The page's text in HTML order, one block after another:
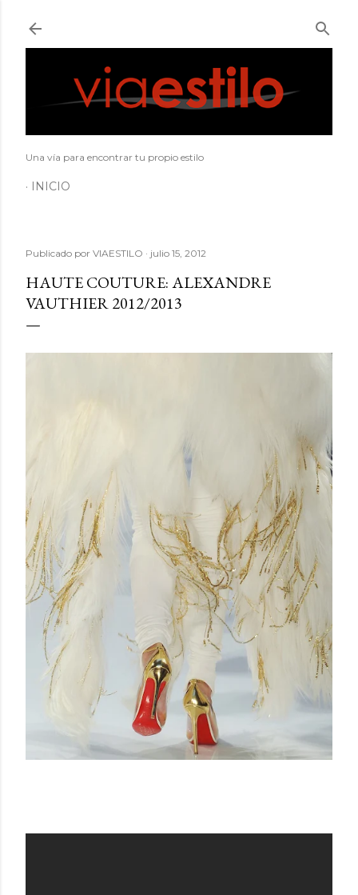
Una vía para encontrar tu propio estilo
INICIO
Publicado por VIAESTILO julio 15, 2012
HAUTE COUTURE: ALEXANDRE
VAUTHIER 2012/2013